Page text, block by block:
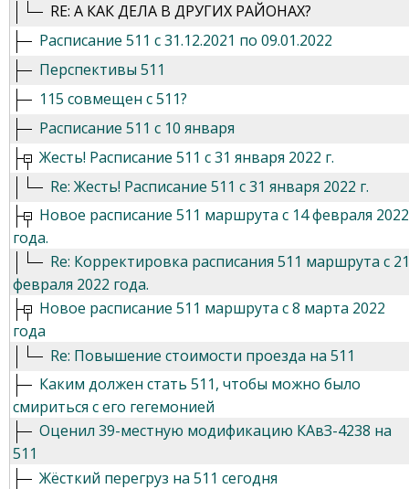
RE: А КАК ДЕЛА В ДРУГИХ РАЙОНАХ?
Расписание 511 с 31.12.2021 по 09.01.2022
Перспективы 511
115 совмещен с 511?
Расписание 511 с 10 января
Жесть! Расписание 511 с 31 января 2022 г.
Re: Жесть! Расписание 511 с 31 января 2022 г.
Новое расписание 511 маршрута с 14 февраля 2022
года.
Re: Корректировка расписания 511 маршрута с 21
февраля 2022 года.
Новое расписание 511 маршрута с 8 марта 2022
года
Re: Повышение стоимости проезда на 511
Каким должен стать 511, чтобы можно было
смириться с его гегемонией
Оценил 39-местную модификацию КАвЗ-4238 на
511
Жёсткий перегруз на 511 сегодня